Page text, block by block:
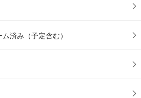
済み（予定含む）